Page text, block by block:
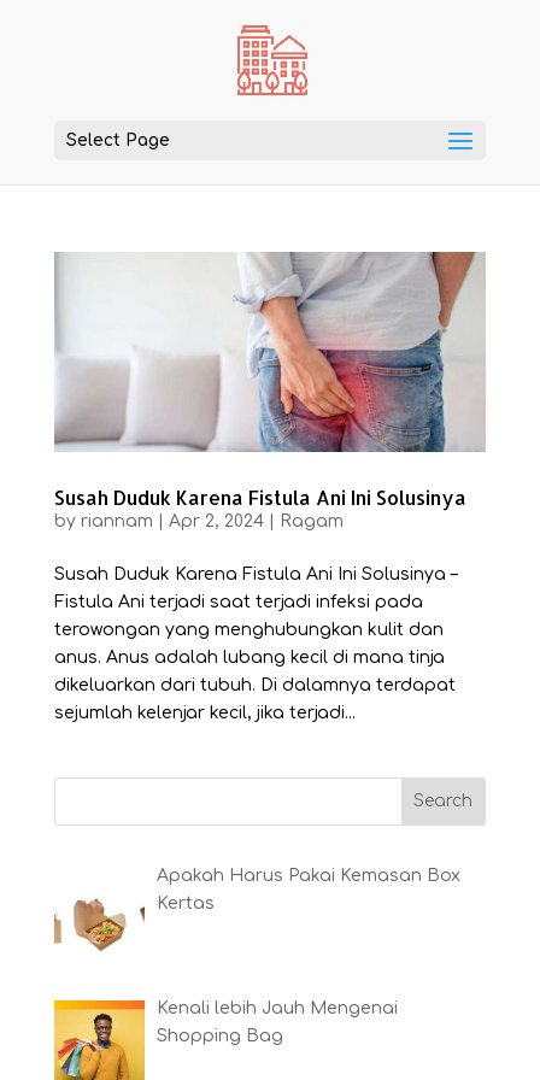
Select Page
Susah Duduk Karena Fistula Ani Ini Solusinya
by riannam Apr 2, 2024| Ragam
Susah Duduk Karena Fistula Ani Ini Solusinya –
Fistula Ani terjadi saat terjadi infeksi pada
terowongan yang menghubungkan kulit dan
anus. Anus adalah lubang kecil di mana tinja
dikeluarkan dari tubuh. Di dalamnya terdapat
sejumlah kelenjar kecil, jika terjadi...
Apakah Harus Pakai Kemasan Box
Kertas
Kenali lebih Jauh Mengenai
Shopping Bag